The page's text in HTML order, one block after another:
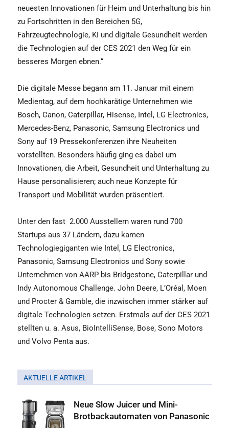
neuesten Innovationen für Heim und Unterhaltung bis hin
zu Fortschritten in den Bereichen 5G,
Fahrzeugtechnologie, KI und digitale Gesundheit werden
die Technologien auf der CES 2021 den Weg für ein
besseres Morgen ebnen.“
Die digitale Messe begann am 11. Januar mit einem
Medientag, auf dem hochkarätige Unternehmen wie
Bosch, Canon, Caterpillar, Hisense, Intel, LG Electronics,
Mercedes-Benz, Panasonic, Samsung Electronics und
Sony auf 19 Pressekonferenzen ihre Neuheiten
vorstellten. Besonders häufig ging es dabei um
Innovationen, die Arbeit, Gesundheit und Unterhaltung zu
Hause personalisieren; auch neue Konzepte für
Transport und Mobilität wurden präsentiert.
Unter den fast 2.000 Ausstellern waren rund 700
Startups aus 37 Ländern, dazu kamen
Technologiegiganten wie Intel, LG Electronics,
Panasonic, Samsung Electronics und Sony sowie
Unternehmen von AARP bis Bridgestone, Caterpillar und
Indy Autonomous Challenge. John Deere, L’Oréal, Moen
und Procter & Gamble, die inzwischen immer stärker auf
digitale Technologien setzen. Erstmals auf der CES 2021
stellten u. a. Asus, BioIntelliSense, Bose, Sono Motors
und Volvo Penta aus.
AKTUELLE ARTIKEL
Neue Slow Juicer und Mini-
Brotbackautomaten von Panasonic